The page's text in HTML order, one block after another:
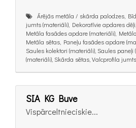
Ārējās metāla / skārda palodzes,
jumts (materiāli), Dekoratīvie apdares
Metāla fasādes apdare (materiāli),
Metāla sētas, Paneļu fasādes apdare
Saules kolektori (materiāli), Saules
(materiāli), Skārda sētas, Valcprofila
SIA KG Buve
Vispārceltnieciskie...